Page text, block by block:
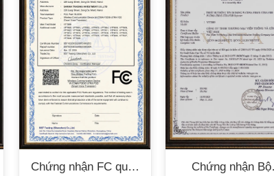
Chứng nhận FC quốc
Chứng nhận Bộ